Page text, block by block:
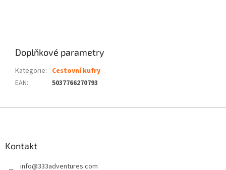
Doplňkové parametry
Kategorie: Cestovní kufry
EAN: 5037766270793
Kontakt
info@333adventures.com